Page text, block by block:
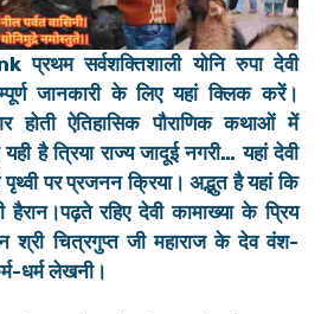
सर्वशक्तिशाली योनि रुपा देवी
जानकारी के लिए यहां क्लिक करें।
होती ऐतिहासिक पौराणिक कथाओं में
है त्रिया राज्य जादूई नगरी… यहां देवी
पर प्रजनन क्रिया। अद्भुत है यहां कि
हैरान।पढ़ते रहिए देवी कामाख्या के प्रिय
श्री चित्रगुप्त जी महाराज के देव वंश-
धर्म लेखनी।